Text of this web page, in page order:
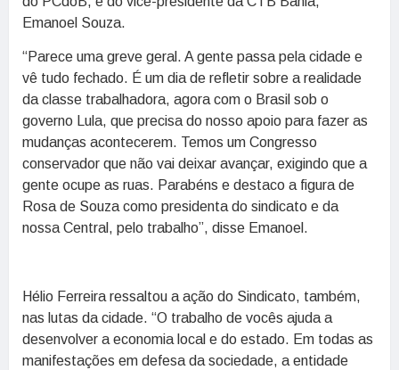
Emanoel Souza.
“Parece uma greve geral. A gente passa pela cidade e
vê tudo fechado. É um dia de refletir sobre a realidade
da classe trabalhadora, agora com o Brasil sob o
governo Lula, que precisa do nosso apoio para fazer as
mudanças acontecerem. Temos um Congresso
conservador que não vai deixar avançar, exigindo que a
gente ocupe as ruas. Parabéns e destaco a figura de
Rosa de Souza como presidenta do sindicato e da
nossa Central, pelo trabalho”, disse Emanoel.
Hélio Ferreira ressaltou a ação do Sindicato, também,
nas lutas da cidade. “O trabalho de vocês ajuda a
desenvolver a economia local e do estado. Em todas as
manifestações em defesa da sociedade, a entidade